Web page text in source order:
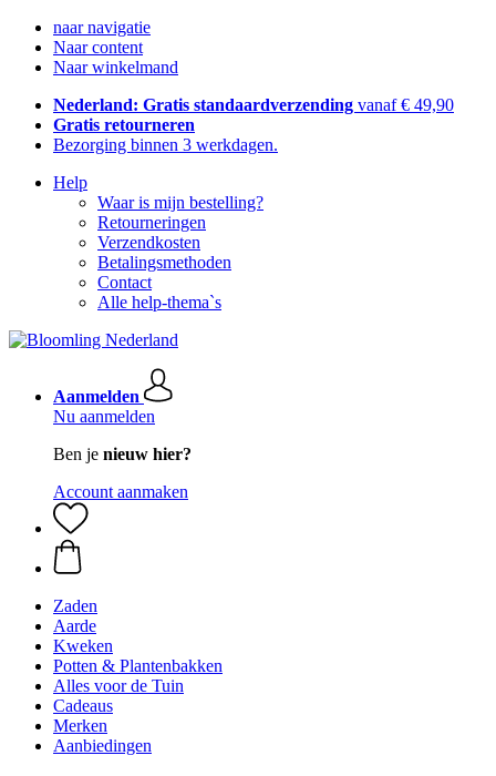
naar navigatie
Naar content
Naar winkelmand
Nederland: Gratis standaardverzending vanaf € 49,90
Gratis retourneren
Bezorging binnen 3 werkdagen.
Help
Waar is mijn bestelling?
Retourneringen
Verzendkosten
Betalingsmethoden
Contact
Alle help-thema`s
Aanmelden
Nu aanmelden
Ben je nieuw hier?
Account aanmaken
Zaden
Aarde
Kweken
Potten & Plantenbakken
Alles voor de Tuin
Cadeaus
Merken
Aanbiedingen